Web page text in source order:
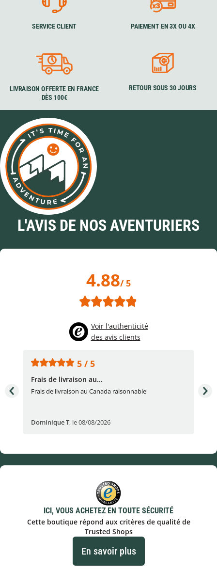
SERVICE CLIENT PAIEMENT EN 3X OU 4X
LIVRAISON OFFERTE EN FRANCE
DÈS 100€
RETOUR SOUS 30 JOURS
L'AVIS DE NOS AVENTURIERS
4.88/ 5
Voir l'authenticité
des avis clients
5 / 5
Frais de livraison au...
Frais de livraison au Canada raisonnable
Dominique T, le 08/08/2026
ICI, VOUS ACHETEZ EN TOUTE SÉCURITÉ
Cette boutique répond aux critères de qualité de
Trusted Shops
En savoir plus